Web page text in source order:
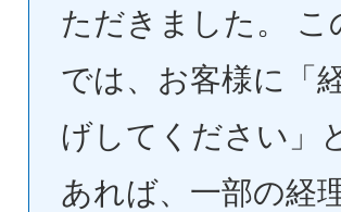
ただきました。 こ
では、お客様に「
げしてください」
あれば、一部の経